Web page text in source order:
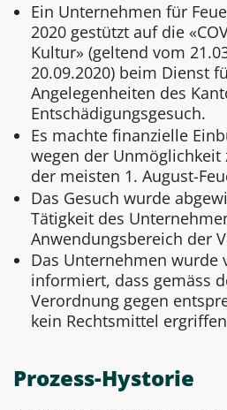
Ein Unternehmen für
2020 gestützt auf die
Kultur» (geltend vom
20.09.2020) beim Dienst
Angelegenheiten des
Entschädigungsgesuch.
Es machte finanzielle
wegen der
der meisten 1. August-
Das Gesuch wurde
Tätigkeit des
Anwendungsbereich der
Das Unternehmen wurde
informiert, dass gemäss
Verordnung gegen
kein Rechtsmittel
Prozess-Hystorie